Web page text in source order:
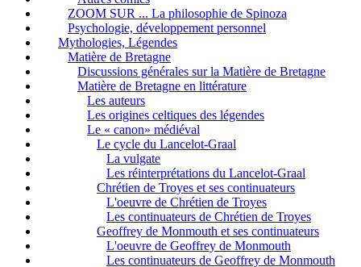
ZOOM SUR ... La philosophie de Spinoza
Psychologie, développement personnel
Mythologies, Légendes
Matière de Bretagne
Discussions générales sur la Matière de Bretagne
Matière de Bretagne en littérature
Les auteurs
Les origines celtiques des légendes
Le « canon» médiéval
Le cycle du Lancelot-Graal
La vulgate
Les réinterprétations du Lancelot-Graal
Chrétien de Troyes et ses continuateurs
L'oeuvre de Chrétien de Troyes
Les continuateurs de Chrétien de Troyes
Geoffrey de Monmouth et ses continuateurs
L'oeuvre de Geoffrey de Monmouth
Les continuateurs de Geoffrey de Monmouth